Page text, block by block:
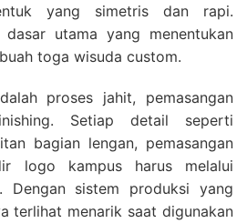
yang simetris dan rapi.
utama yang menentukan
toga wisuda custom.
proses jahit, pemasangan
Setiap detail seperti
bagian lengan, pemasangan
logo kampus harus melalui
Dengan sistem produksi yang
terlihat menarik saat digunakan